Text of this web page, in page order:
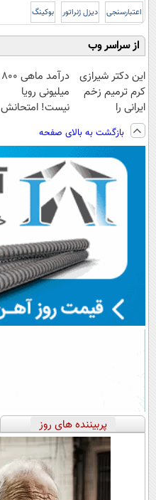
اعتبارسنجی دیزل ژنراتور بوکینگ
از سراسر وب
این دکتر شیرازی
کرم ترمیم زخم
ایرانی را
ساخت!!!
درآمد ماهی 800
میلیونی رویا
نیست! امتحانش
بازگشت به بالای صفحه
پربیننده های روز